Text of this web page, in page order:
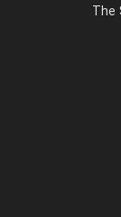
The